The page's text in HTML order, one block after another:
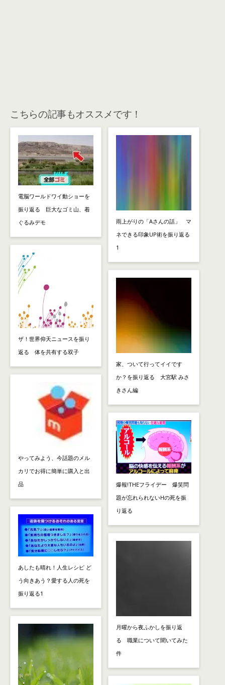
こちらの記事もオススメです！
電脳ワールドワイ動ショーを
振り返る 巨大なゴミ山、着
ぐるみデモ
ザ！世界仰天ニュースを振り
返る 体を共有する双子
やってみよう、今話題のメル
カリでお得に簡単に購入と出
品
あしたも晴れ！人生レシピ ど
う向きあう？愛する人の死を
振り返る1
雨上がりの「Aさんの話」 マ
ネできる印象UP術を振り返る
1
家、ついて行ってイイです
か？を振り返る 大宮駅 みさ
きさん編
爆報!THEフライデー 爆笑問
題が忘れられないHの死を振
り返る
月曜から夜ふかしを振り返
る 職業について聞いてみた
件